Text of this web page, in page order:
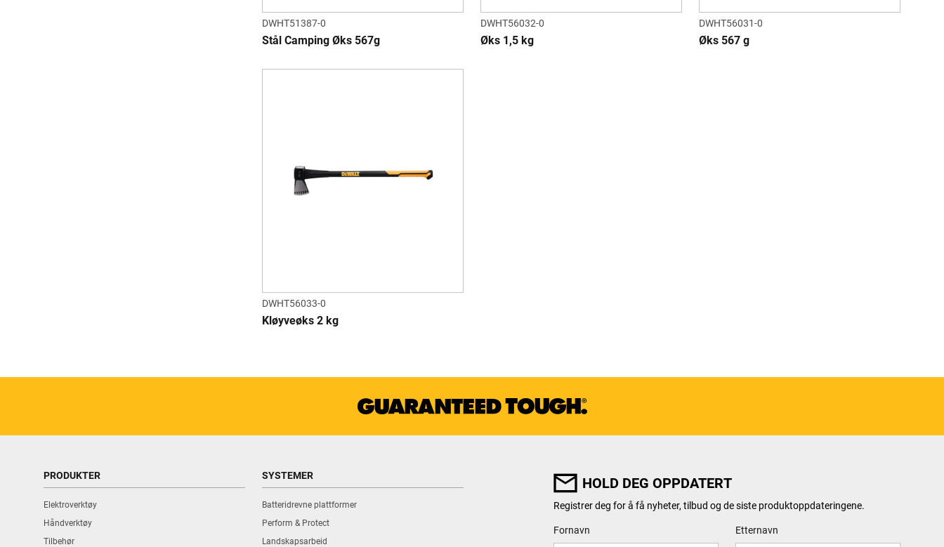
DWHT51387-0
Stål Camping Øks 567g
DWHT56032-0
Øks 1,5 kg
DWHT56031-0
Øks 567 g
DWHT56033-0
Kløyveøks 2 kg
PRODUKTER
Elektroverktøy
Håndverktøy
Tilbehør
SYSTEMER
Batteridrevne plattformer
Perform & Protect
Landskapsarbeid
HOLD DEG OPPDATERT
Registrer deg for å få nyheter, tilbud og de siste produktoppdateringene.
User Details
Fornavn Etternavn